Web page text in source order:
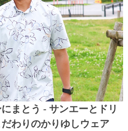
まとう - サンエーとドリ
わりのかりゆしウェア